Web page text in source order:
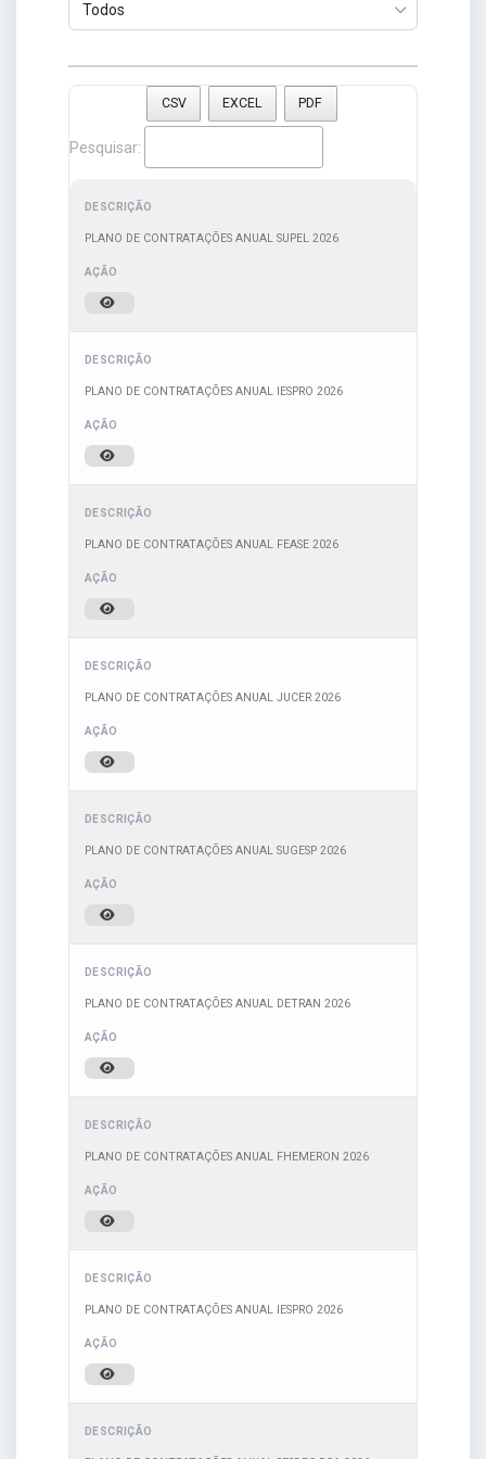
CSV EXCEL PDF
Pesquisar:
PLANO DE CONTRATAÇÕES ANUAL SUPEL 2026
PLANO DE CONTRATAÇÕES ANUAL IESPRO 2026
PLANO DE CONTRATAÇÕES ANUAL FEASE 2026
PLANO DE CONTRATAÇÕES ANUAL JUCER 2026
PLANO DE CONTRATAÇÕES ANUAL SUGESP 2026
PLANO DE CONTRATAÇÕES ANUAL DETRAN 2026
PLANO DE CONTRATAÇÕES ANUAL FHEMERON 2026
PLANO DE CONTRATAÇÕES ANUAL IESPRO 2026